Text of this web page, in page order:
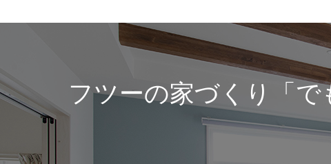
フツーの家づくり「